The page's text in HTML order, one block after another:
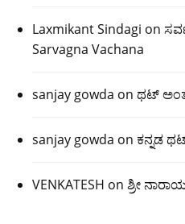
Laxmikant Sindagi on
Sarvagna Vachana
sanjay gowda on ಥಟ್
sanjay gowda on ಕನ್ನಡ
VENKATESH on ಶ್ರೀ